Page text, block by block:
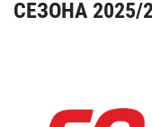
СЕЗОНА 2025/